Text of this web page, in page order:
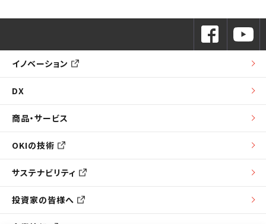
イノベーション
DX
商品・サービス
OKIの技術
サステナビリティ
投資家の皆様へ